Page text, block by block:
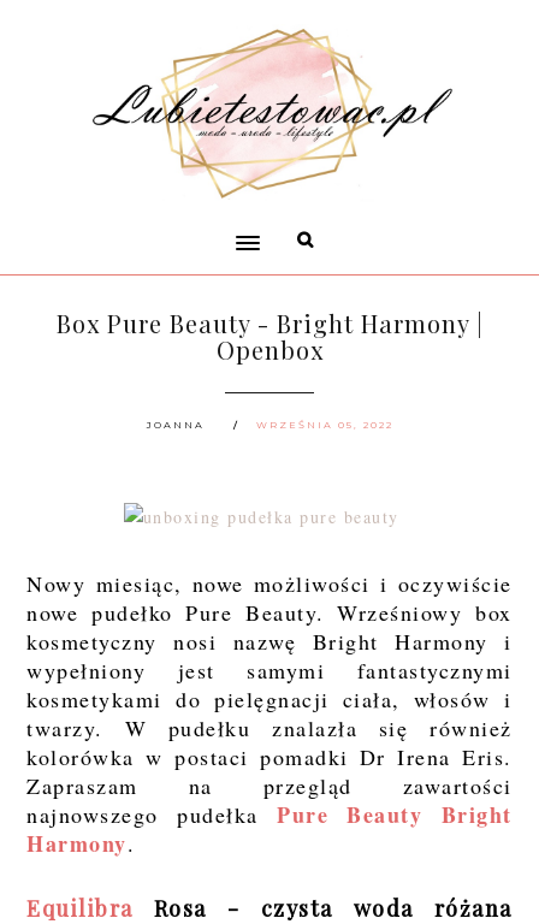
Box Pure Beauty - Bright Harmony |
Openbox
JOANNA WRZEŚNIA 05, 2022
Nowy miesiąc, nowe możliwości i oczywiście
nowe pudełko Pure Beauty. Wrześniowy box
kosmetyczny nosi nazwę Bright Harmony i
wypełniony jest samymi fantastycznymi
kosmetykami do pielęgnacji ciała, włosów i
twarzy. W pudełku znalazła się również
kolorówka w postaci pomadki Dr Irena Eris.
Zapraszam na przegląd zawartości
najnowszego pudełka Pure Beauty Bright
Harmony.
Equilibra Rosa - czysta woda różana